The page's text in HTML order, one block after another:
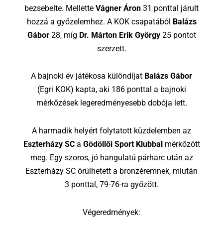
bezsebelte. Mellette Vágner Áron 31 ponttal járult
hozzá a győzelemhez. A KOK csapatából Balázs
Gábor28, míg Dr. Márton Erik György25 pontot
szerzett.
A bajnoki év játékosa különdíjat Balázs Gábor
(Egri KOK) kapta, aki 186 ponttal a bajnoki
mérkőzések legeredményesebb dobója lett.
A harmadik helyért folytatott küzdelemben az
Eszterházy SCa Gödöllői Sport Klubbalmérkőzött
meg. Egy szoros, jó hangulatú párharc után az
Eszterházy SC örülhetett a bronzéremnek, miután
3 ponttal, 79-76-ra győzött.
Végeredmények: